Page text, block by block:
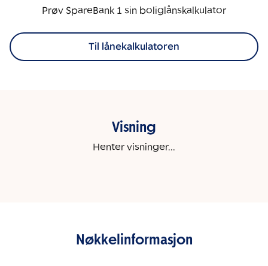
Prøv SpareBank 1 sin boliglånskalkulator
Til lånekalkulatoren
Visning
Henter visninger...
Nøkkelinformasjon